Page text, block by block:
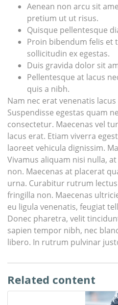
Aenean non arcu sit
pretium ut ut risus.
Quisque pellentesque
Proin bibendum felis et
sollicitudin ex egestas.
Duis gravida dolor sit
Pellentesque at lacus
quis a nibh.
Nam nec erat venenatis
Suspendisse egestas quam
consectetur. Maecenas vel
lacus erat. Etiam viverra
laoreet vehicula dignissim.
Vivamus aliquam nisi nulla,
non. Maecenas at placerat
urna. Curabitur rutrum
fringilla non. Maecenas
eu ligula venenatis, feugiat
Donec pharetra, velit
sapien tempor nibh, nec
libero. In rutrum pulvinar
Related content